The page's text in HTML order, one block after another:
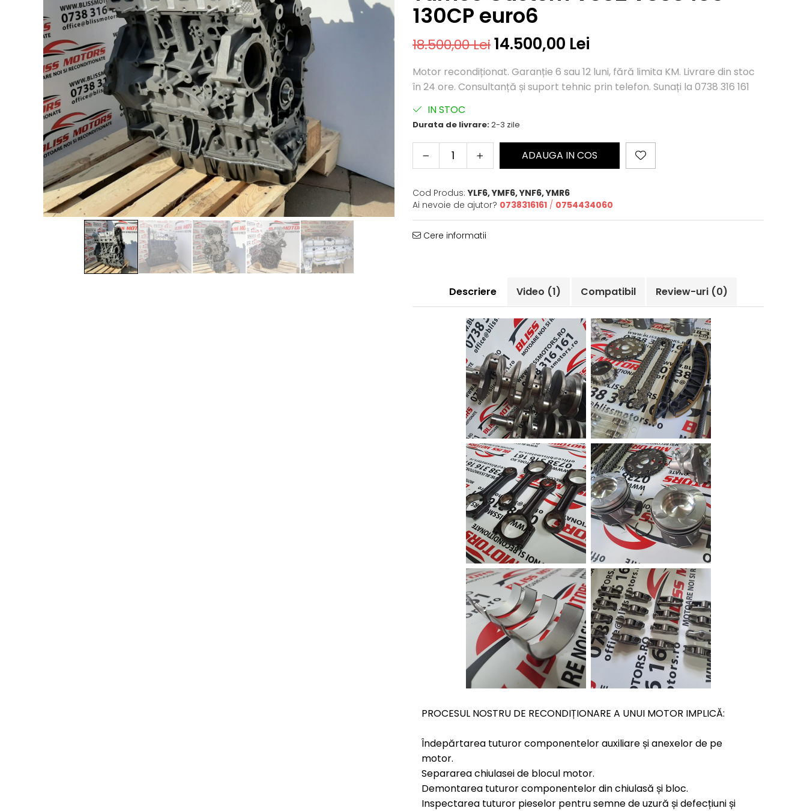
130CP euro6
18.500,00 Lei14.500,00 Lei
Motor recondiționat. Garanție 6 sau 12 luni, fără limita KM. Livrare din stoc
în 24 ore. Consultanță și suport tehnic prin telefon. Sunați la 0738 316 161
IN STOC
Durata de livrare:2-3 zile
ADAUGA IN COS
Cod Produs: YLF6, YMF6, YNF6, YMR6
Ai nevoie de ajutor? 0738316161 / 0754434060
Cere informatii
Descriere Video (1) Compatibil Review-uri (0)
PROCESUL NOSTRU DE RECONDIȚIONARE A UNUI MOTOR IMPLICĂ:
Îndepărtarea tuturor componentelor auxiliare și anexelor de pe
motor.
Separarea chiulasei de blocul motor.
Demontarea tuturor componentelor din chiulasă și bloc.
Inspectarea tuturor pieselor pentru semne de uzură și defecțiuni și